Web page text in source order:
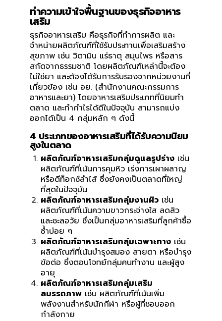
ทำความเข้าใจพื้นฐานของธุรกิจอาหาร
เสริม
ธุรกิจอาหารเสริม คือธุรกิจที่ทำการผลิต และ
จำหน่ายผลิตภัณฑ์ที่ใช้รับประทานเพื่อเสริมสร้าง
สุขภาพ เช่น วิตามิน แร่ธาตุ สมุนไพร หรือสาร
สกัดจากธรรมชาติ โดยผลิตภัณฑ์เหล่านี้จะต้อง
ไม่ใช่ยา และต้องได้รับการรับรองจากหน่วยงานที่
เกี่ยวข้อง เช่น อย. (สำนักงานคณะกรรมการ
อาหารและยา) โดยอาหารเสริมประเภทที่นิยมทำ
ตลาด และทำกำไรได้ดีในปัจจุบัน สามารถแบ่ง
ออกได้เป็น 4 กลุ่มหลัก ๆ ดังนี้
4 ประเภทของอาหารเสริมที่ได้รับความนิยม
สูงในตลาด
ผลิตภัณฑ์อาหารเสริมกลุ่มดูแลรูปร่าง เช่น
ผลิตภัณฑ์ที่เน้นการคุมหิว เร่งการเผาผลาญ
หรือดีท็อกซ์ลำไส้ ซึ่งยังคงเป็นตลาดที่ใหญ่
ที่สุดในปัจจุบัน
ผลิตภัณฑ์อาหารเสริมกลุ่มงานผิว เช่น
ผลิตภัณฑ์ที่เน้นความขาวกระจ่างใส ลดสิว
และชะลอวัย ซึ่งเป็นกลุ่มอาหารเสริมที่ลูกค้าซื้อ
ซ้ำบ่อย ๆ
ผลิตภัณฑ์อาหารเสริมกลุ่มเฉพาะทาง เช่น
ผลิตภัณฑ์ที่เน้นบำรุงสมอง สายตา หรือบำรุง
ข้อต่อ ซึ่งตอบโจทย์กลุ่มคนทำงาน และผู้สูง
อายุ
ผลิตภัณฑ์อาหารเสริมกลุ่มเสริม
สมรรถภาพ เช่น ผลิตภัณฑ์ที่เน้นเพิ่ม
พลังงานสำหรับนักกีฬา หรือผู้ที่ชอบออก
กำลังกาย